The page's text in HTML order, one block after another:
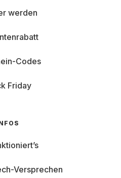
werden
Codes
Friday
Versprechen